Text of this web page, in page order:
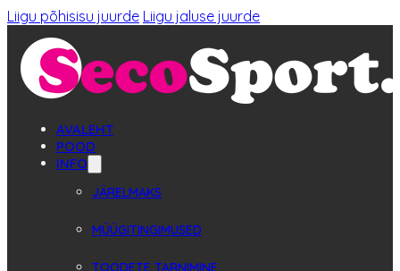
Liigu põhisisu juurde Liigu jaluse juurde
AVALEHT
POOD
INFO
JÄRELMAKS
MÜÜGITINGIMUSED
TOODETE TARNIMINE